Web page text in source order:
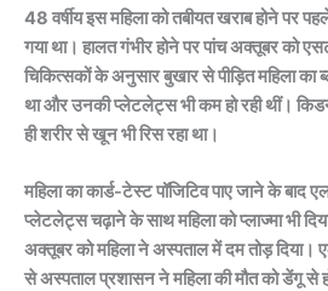
48 वर्षीय इस महिला को तबीयत खराब होने पर
गया था। हालत गंभीर होने पर पांच अक्तूबर को
चिकित्सकों के अनुसार बुखार से पीड़ित महिला का
था और उनकी प्लेटलेट्स भी कम हो रही थीं।
ही शरीर से खून भी रिस रहा था।
महिला का कार्ड-टेस्ट पॉजिटिव पाए जाने के बाद
प्लेटलेट्स चढ़ाने के साथ महिला को प्लाज्मा भी
अक्तूबर को महिला ने अस्पताल में दम तोड़ दिया।
से अस्पताल प्रशासन ने महिला की मौत को डेंगू से